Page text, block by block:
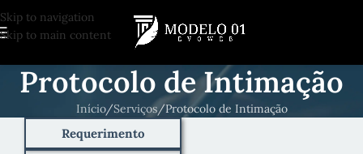
Skip to navigation
Skip to main content
Protocolo de Intimação
Início Serviços Protocolo de Intimação
Requerimento